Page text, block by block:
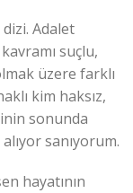
Adalet
suçlu,
üzere farklı
kim haksız,
sonunda
sanıyorum.
hayatının